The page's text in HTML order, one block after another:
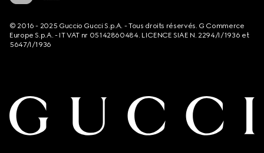
© 2016 - 2025 Guccio Gucci S.p.A. - Tous droits réservés. G Commerce
Europe S.p.A. - IT VAT nr 05142860484. LICENCE SIAE N. 2294/I/1936 et
5647/I/1936